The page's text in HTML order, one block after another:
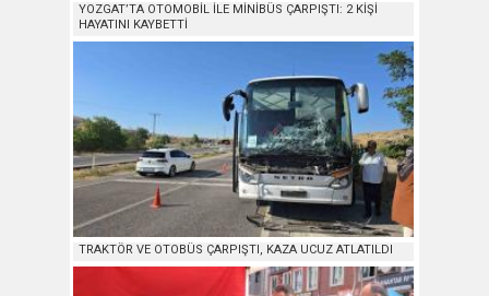
YOZGAT’TA OTOMOBİL İLE MİNİBÜS ÇARPIŞTI: 2 KİŞİ
HAYATINI KAYBETTİ
TRAKTÖR VE OTOBÜS ÇARPIŞTI, KAZA UCUZ ATLATILDI